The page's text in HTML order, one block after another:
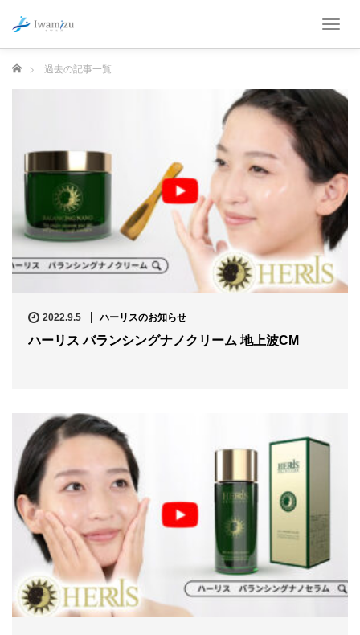
T
l
a
v
g
a
t
o
n
ホーム 過去の記事一覧
2022.9.5 ハーリスのお知らせ
ハーリス バランシングナノクリーム 地上波CM